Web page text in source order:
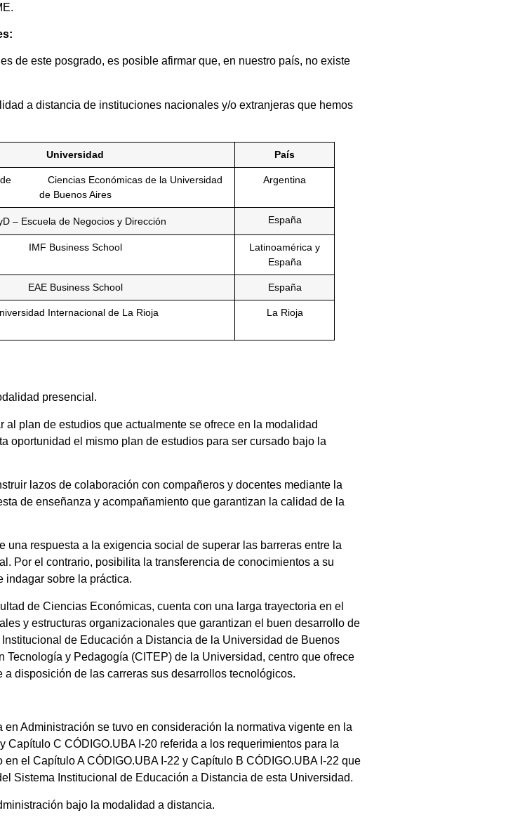
de este posgrado, es posible afirmar que, en nuestro país, no existe
a distancia de instituciones nacionales y/o extranjeras que hemos
Universidad País
Económicas de la Universidad
de Buenos Aires
Argentina
– Escuela de Negocios y Dirección España
IMF Business School
Latinoamérica y
España
EAE Business School España
Internacional de La Rioja La Rioja
presencial.
plan de estudios que actualmente se ofrece en la modalidad
oportunidad el mismo plan de estudios para ser cursado bajo la
lazos de colaboración con compañeros y docentes mediante la
de enseñanza y acompañamiento que garantizan la calidad de la
respuesta a la exigencia social de superar las barreras entre la
Por el contrario, posibilita la transferencia de conocimientos a su
indagar sobre la práctica.
de Ciencias Económicas, cuenta con una larga trayectoria en el
y estructuras organizacionales que garantizan el buen desarrollo de
de Educación a Distancia de la Universidad de Buenos
y Pedagogía (CITEP) de la Universidad, centro que ofrece
disposición de las carreras sus desarrollos tecnológicos.
Administración se tuvo en consideración la normativa vigente en la
C CÓDIGO.UBA I-20 referida a los requerimientos para la
el Capítulo A CÓDIGO.UBA I-22 y Capítulo B CÓDIGO.UBA I-22 que
Sistema Institucional de Educación a Distancia de esta Universidad.
bajo la modalidad a distancia.